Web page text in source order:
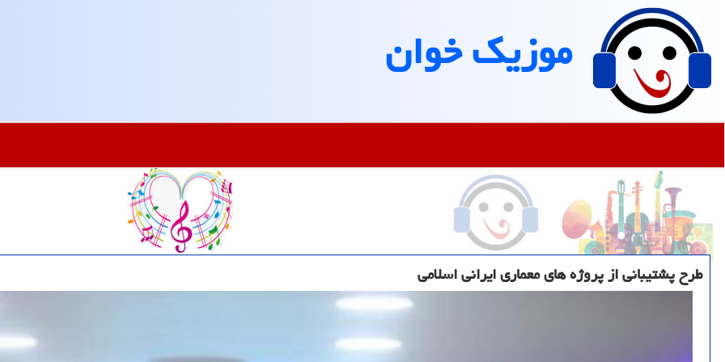
موزیك خوان
طرح پشتیبانی از پروژه های معماری ایرانی اسلامی